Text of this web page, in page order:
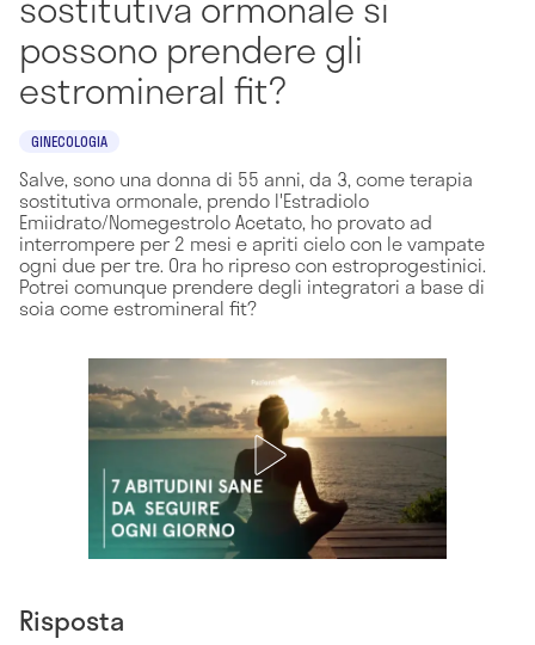
possono prendere gli
estromineral fit?
GINECOLOGIA
Salve, sono una donna di 55 anni, da 3, come terapia
sostitutiva ormonale, prendo l'Estradiolo
Emiidrato/Nomegestrolo Acetato, ho provato ad
interrompere per 2 mesi e apriti cielo con le vampate
ogni due per tre. Ora ho ripreso con estroprogestinici.
Potrei comunque prendere degli integratori a base di
soia come estromineral fit?
Risposta